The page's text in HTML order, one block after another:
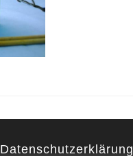
Datenschutzerklärung